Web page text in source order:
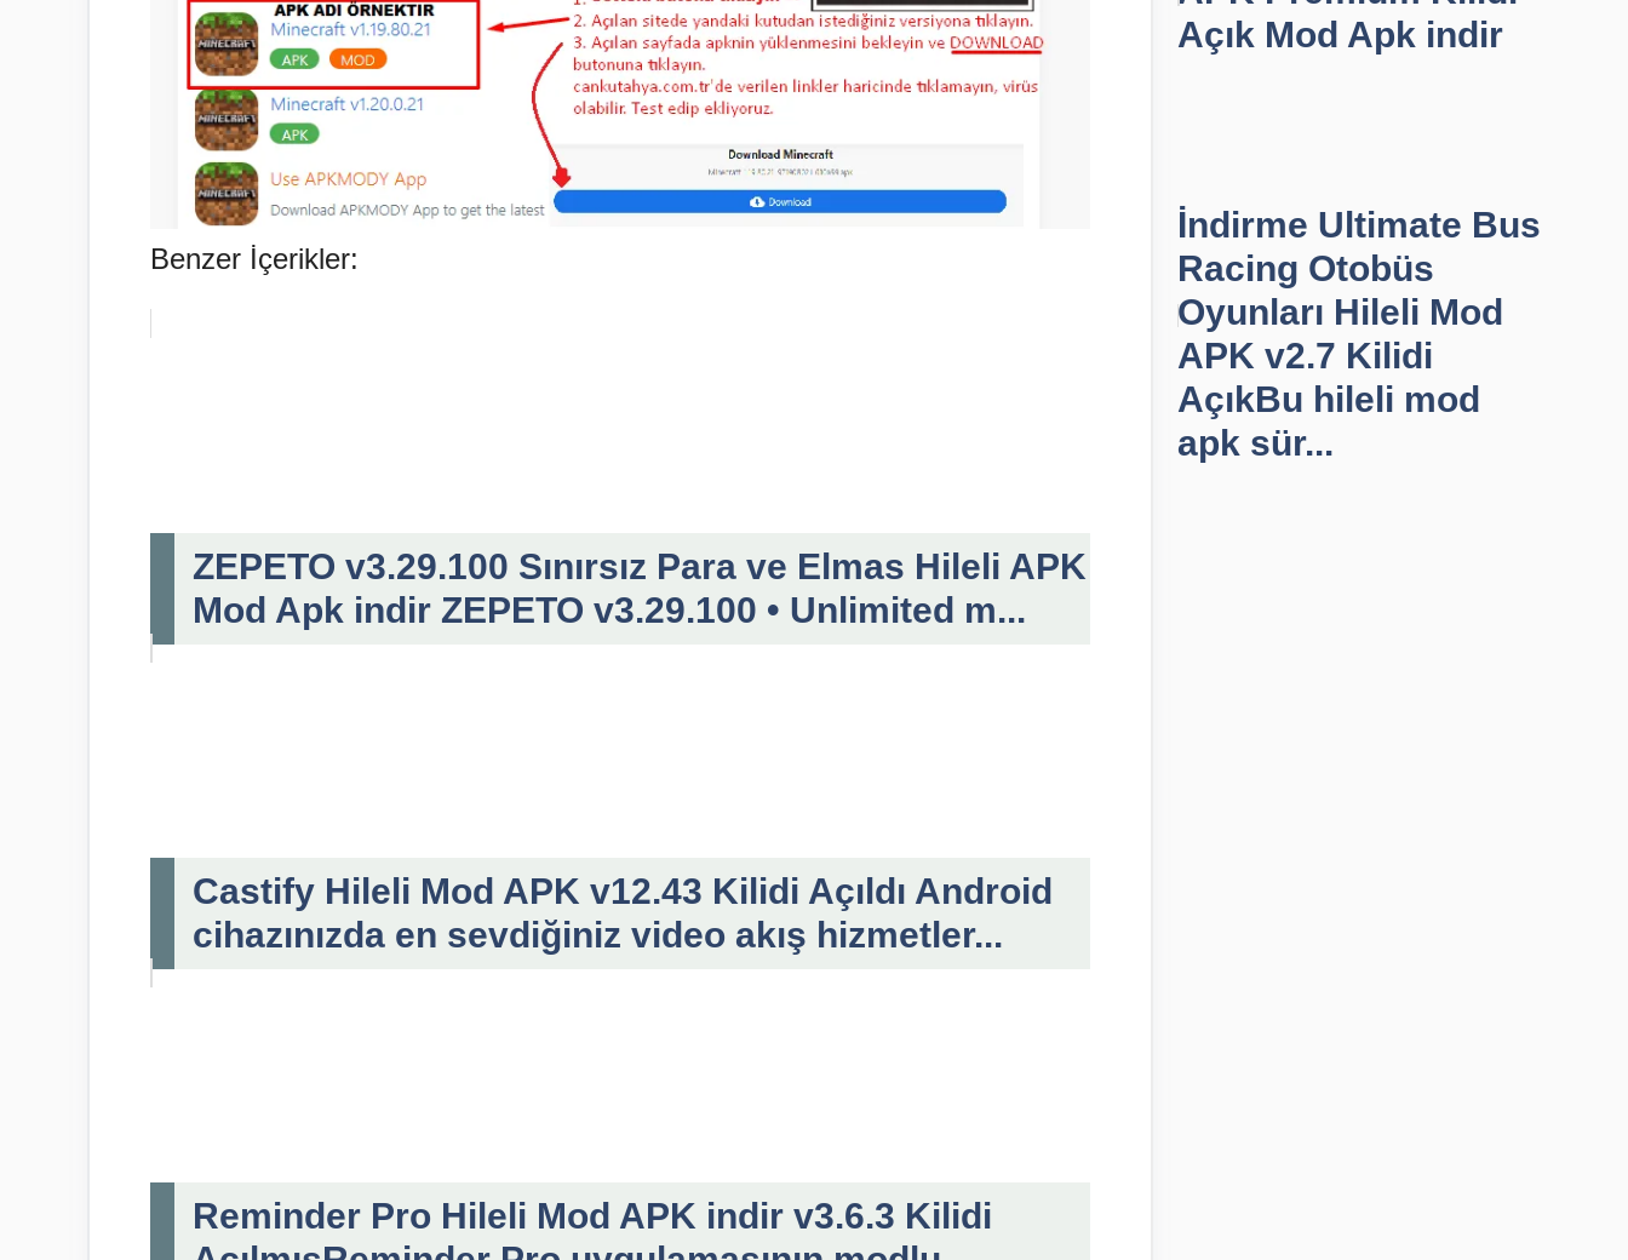
Benzer İçerikler:
ZEPETO v3.29.100 Sınırsız Para ve Elmas Hileli APK
Mod Apk indir ZEPETO v3.29.100 • Unlimited m...
Castify Hileli Mod APK v12.43 Kilidi Açıldı Android
cihazınızda en sevdiğiniz video akış hizmetler...
Reminder Pro Hileli Mod APK indir v3.6.3 Kilidi
Açık Mod Apk indir
İndirme Ultimate Bus
Racing Otobüs
Oyunları Hileli Mod
APK v2.7 Kilidi
AçıkBu hileli mod
apk sür...